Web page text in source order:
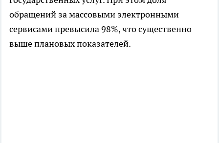
обращений за массовыми электронными
сервисами превысила 98%, что существенно
выше плановых показателей.